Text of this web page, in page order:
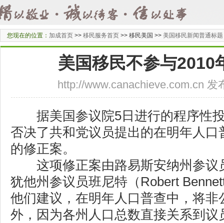
您现在的位置： 加成首页 >> 移民服务首页 >> 移民美国 >> 美国移民新闻普通标题
美国移民不参与2010
http://www.canachieve.com.cn 发
据美国参议院5日进行的程序性
否决了共和党议员提出的在明年人
的修正案。
这项修正案由路易斯安纳州参议
犹他州参议员班尼特（Robert
他们建议，在明年人口普查中，将
外，因为各州人口总数直接关系到